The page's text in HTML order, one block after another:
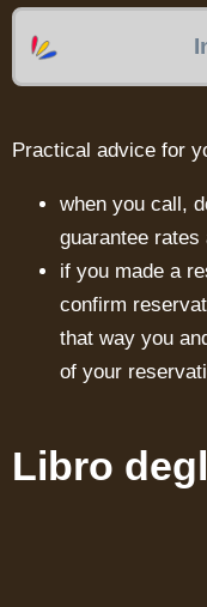
Practical advice for
when you call,
guarantee rates
if you made a
confirm
that way you
of your
Libro